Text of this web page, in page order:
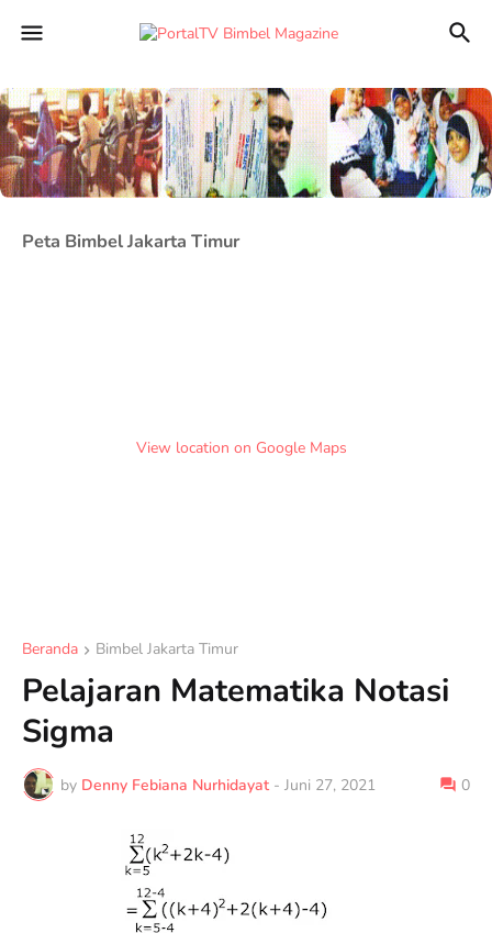
Peta Bimbel Jakarta Timur
View location on Google Maps
Beranda Bimbel Jakarta Timur
Pelajaran Matematika Notasi
Sigma
by Denny Febiana Nurhidayat - Juni 27, 2021 0